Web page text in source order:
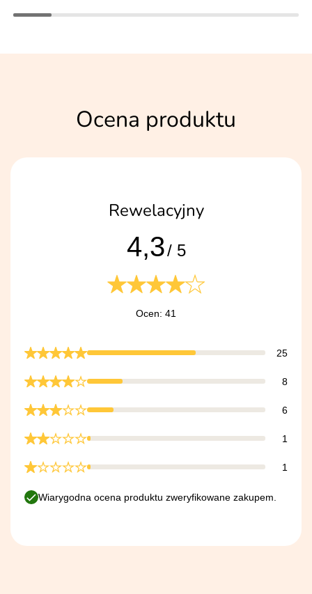
Ocena produktu
Rewelacyjny
4,3/ 5
Ocen: 41
25
8
6
1
1
Wiarygodna ocena produktu zweryfikowane zakupem.